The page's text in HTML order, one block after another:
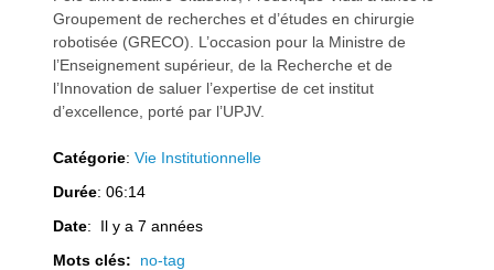
l
l
Groupement de recherches et d’études en chirurgie
robotisée (GRECO). L’occasion pour la Ministre de
l’Enseignement supérieur, de la Recherche et de
l’Innovation de saluer l’expertise de cet institut
d’excellence, porté par l’UPJV.
Catégorie:Vie Institutionnelle
Durée: 06:14
Date: Il y a 7 années
Mots clés: no-tag